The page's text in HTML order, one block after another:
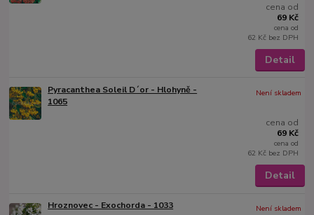
cena od
69 Kč
cena od
62 Kč bez DPH
Detail
Pyracanthea Soleil D´or - Hlohyně -
1065
cena od
69 Kč
cena od
62 Kč bez DPH
Není skladem
Detail
Hroznovec - Exochorda - 1033
Není skladem